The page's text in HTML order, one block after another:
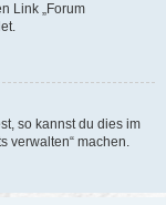
Link „Forum
so kannst du dies im
verwalten“ machen.